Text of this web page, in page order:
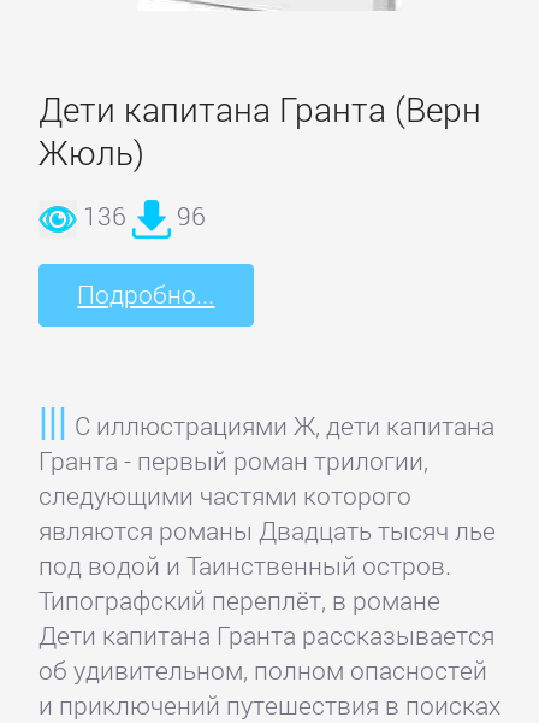
Дети капитана Гранта (Верн
Жюль)
136 96
Подробно...
С иллюстрациями Ж, дети капитана
Гранта - первый роман трилогии,
следующими частями которого
являются романы Двадцать тысяч лье
под водой и Таинственный остров.
Типографский переплёт, в романе
Дети капитана Гранта рассказывается
об удивительном, полном опасностей
и приключений путешествия в поисках
Любовно-
фантастические
романы
Остросюжетные
любовные
Современные
любовные
романы
Эротическая
литература
НАУКА